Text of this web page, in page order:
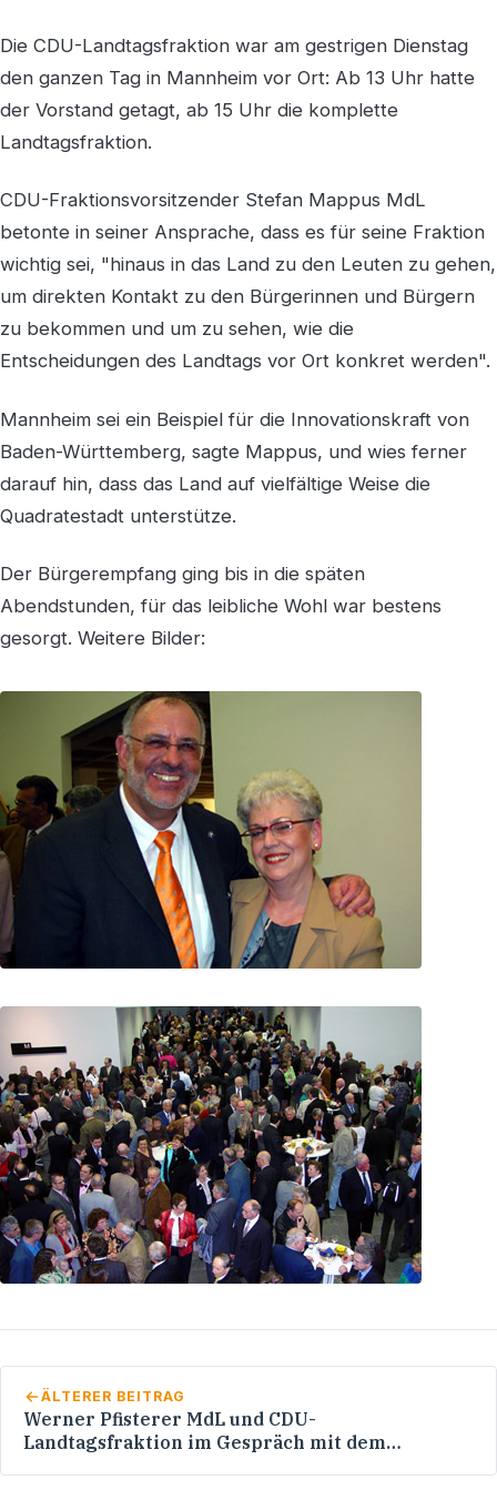
Die CDU-Landtagsfraktion war am gestrigen Dienstag
den ganzen Tag in Mannheim vor Ort: Ab 13 Uhr hatte
der Vorstand getagt, ab 15 Uhr die komplette
Landtagsfraktion.
CDU-Fraktionsvorsitzender Stefan Mappus MdL
betonte in seiner Ansprache, dass es für seine Fraktion
wichtig sei, "hinaus in das Land zu den Leuten zu gehen,
um direkten Kontakt zu den Bürgerinnen und Bürgern
zu bekommen und um zu sehen, wie die
Entscheidungen des Landtags vor Ort konkret werden".
Mannheim sei ein Beispiel für die Innovationskraft von
Baden-Württemberg, sagte Mappus, und wies ferner
darauf hin, dass das Land auf vielfältige Weise die
Quadratestadt unterstütze.
Der Bürgerempfang ging bis in die späten
Abendstunden, für das leibliche Wohl war bestens
gesorgt. Weitere Bilder:
ÄLTERER BEITRAG
Werner Pfisterer MdL und CDU-
Landtagsfraktion im Gespräch mit dem